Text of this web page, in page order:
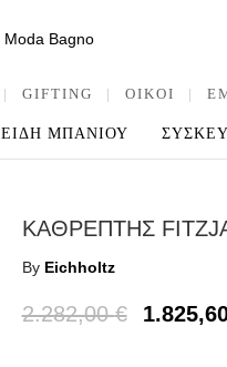
| GIFTING | OIKOI |
ΕΙΔΗ ΜΠΑΝΙΟΥ
ΚΑΘΡΕΠΤΗΣ
By Eichholtz
2.282,00€